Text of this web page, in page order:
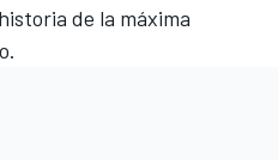
de la máxima